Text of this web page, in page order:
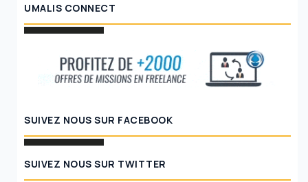
UMALIS CONNECT
SUIVEZ NOUS SUR FACEBOOK
SUIVEZ NOUS SUR TWITTER